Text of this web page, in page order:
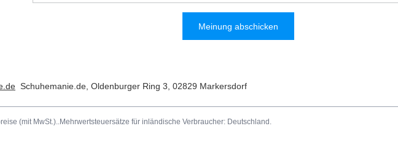
Meinung abschicken
Schuhemanie.de Oldenburger Ring 3 02829 Markersdorf
(mit MwSt.).. Mehrwertsteuersätze für inländische Verbraucher: Deutschland